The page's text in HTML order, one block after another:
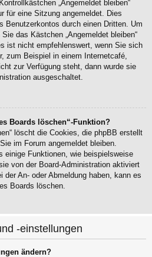
„Angemeldet bleiben“
für eine Sitzung angemeldet. Dies
Benutzerkontos durch einen Dritten. Um
das Kästchen „Angemeldet bleiben“
ist nicht empfehlenswert, wenn Sie sich
zum Beispiel in einem Internetcafé,
zur Verfügung steht, dann wurde sie
ausgeschaltet.
Boards löschen“-Funktion?
löscht die Cookies, die phpBB erstellt
im Forum angemeldet bleiben.
einige Funktionen, wie beispielsweise
von der Board-Administration aktiviert
der An- oder Abmeldung haben, kann es
Boards löschen.
-einstellungen
ändern?